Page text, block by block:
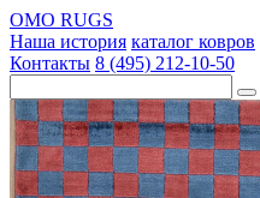
OMO RUGS
Наша история каталог ковров
Контакты 8 (495) 212-10-50